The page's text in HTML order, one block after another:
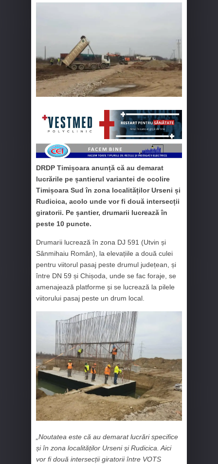
DRDP Timișoara anunță că au demarat
lucrările pe șantierul variantei de ocolire
Timișoara Sud în zona localităților Urseni și
Rudicica, acolo unde vor fi două intersecții
giratorii. Pe șantier, drumarii lucrează în
peste 10 puncte.
Drumarii lucrează în zona DJ 591 (Utvin și
Sânmihaiu Român), la elevațiile a două culei
pentru viitorul pasaj peste drumul județean, și
între DN 59 și Chișoda, unde se fac foraje, se
amenajează platforme și se lucrează la pilele
viitorului pasaj peste un drum local.
„Noutatea este că au demarat lucrări specifice
și în zona localităților Urseni și Rudicica. Aici
vor fi două intersecții giratorii între VOTS